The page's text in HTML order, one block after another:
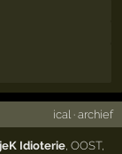
ical· archief
Idioterie ,OOST,